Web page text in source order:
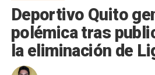
Deportivo Quito
polémica tras
la eliminación de